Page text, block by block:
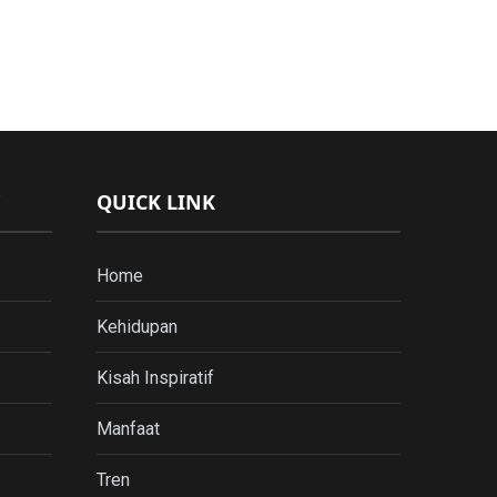
QUICK LINK
Home
Kehidupan
Kisah Inspiratif
Manfaat
Tren